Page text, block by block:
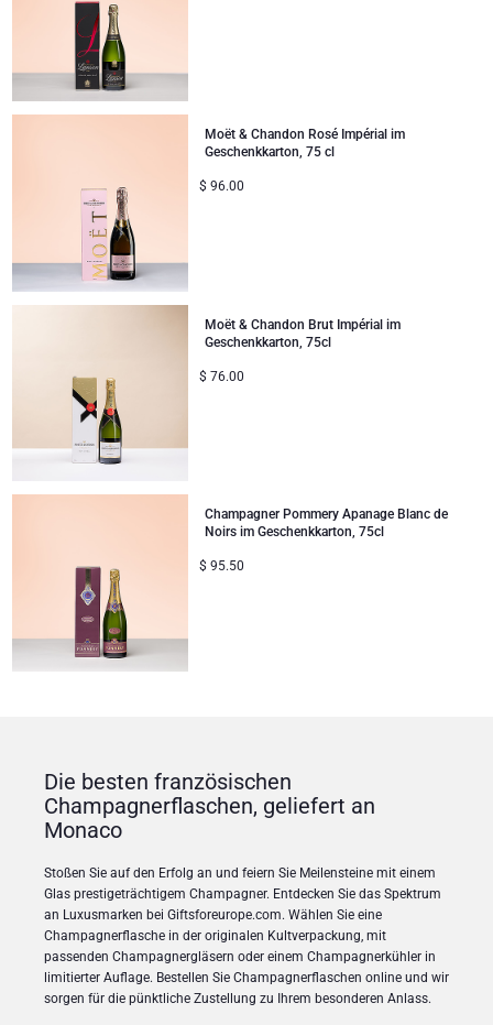
Moët & Chandon Rosé Impérial im
Geschenkkarton, 75 cl
$ 96.00
Moët & Chandon Brut Impérial im
Geschenkkarton, 75cl
$ 76.00
Champagner Pommery Apanage Blanc de
Noirs im Geschenkkarton, 75cl
$ 95.50
Die besten französischen
Champagnerflaschen, geliefert an
Monaco
Stoßen Sie auf den Erfolg an und feiern Sie Meilensteine mit einem
Glas prestigeträchtigem Champagner. Entdecken Sie das Spektrum
an Luxusmarken bei Giftsforeurope.com. Wählen Sie eine
Champagnerflasche in der originalen Kultverpackung, mit
passenden Champagnergläsern oder einem Champagnerkühler in
limitierter Auflage. Bestellen Sie Champagnerflaschen online und wir
sorgen für die pünktliche Zustellung zu Ihrem besonderen Anlass.